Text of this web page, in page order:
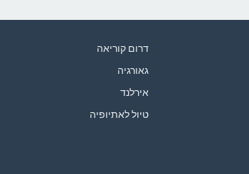
דרום קוריאה
גאורגיה
אירלנד
טיול לאתיופיה